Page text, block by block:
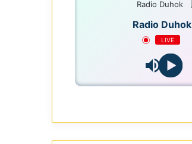
Radio Duhok
LIVE